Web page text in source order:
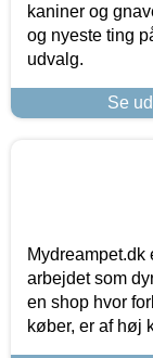
kaniner og
og nyeste ting
udvalg.
Se
Mydreampet.dk
arbejdet som
en shop hvor
køber, er af høj